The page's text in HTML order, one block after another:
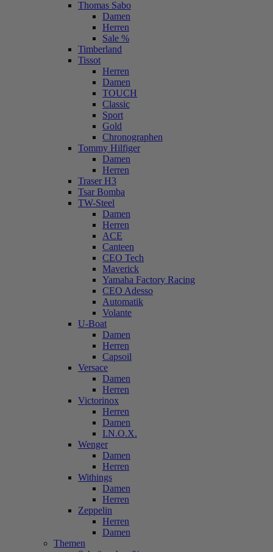
Thomas Sabo
Damen
Herren
Sale %
Timberland
Tissot
Herren
Damen
TOUCH
Classic
Sport
Gold
Chronographen
Tommy Hilfiger
Damen
Herren
Traser H3
Tsar Bomba
TW-Steel
Damen
Herren
ACE
Canteen
CEO Tech
Maverick
Yamaha Factory Racing
CEO Adesso
Automatik
Volante
U-Boat
Damen
Herren
Capsoil
Versace
Damen
Herren
Victorinox
Herren
Damen
I.N.O.X.
Wenger
Damen
Herren
Withings
Damen
Herren
Zeppelin
Herren
Damen
Themen